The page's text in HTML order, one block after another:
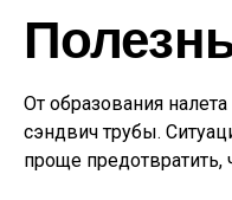
От образования
сэндвич трубы.
проще предотвратить,